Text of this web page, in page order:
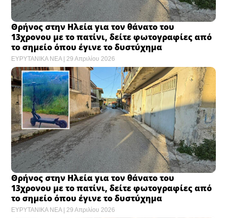
Θρήνος στην Ηλεία για τον θάνατο του
13χρονου με το πατίνι, δείτε φωτογραφίες από
το σημείο όπου έγινε το δυστύχημα
ΕΥΡΥΤΑΝΙΚΑ ΝΕΑ 29 Απριλίου 2026
Θρήνος στην Ηλεία για τον θάνατο του
13χρονου με το πατίνι, δείτε φωτογραφίες από
το σημείο όπου έγινε το δυστύχημα
ΕΥΡΥΤΑΝΙΚΑ ΝΕΑ 29 Απριλίου 2026